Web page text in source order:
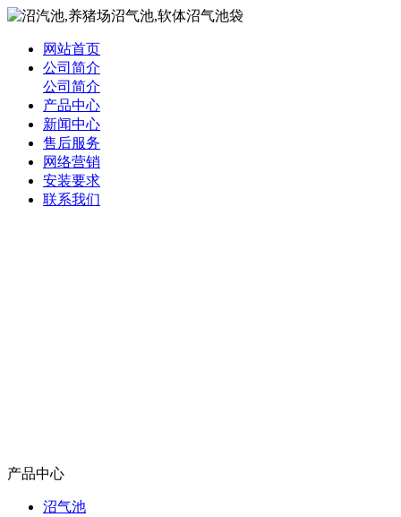
网站首页
公司简介
公司简介
产品中心
新闻中心
售后服务
网络营销
安装要求
联系我们
产品中心
沼气池